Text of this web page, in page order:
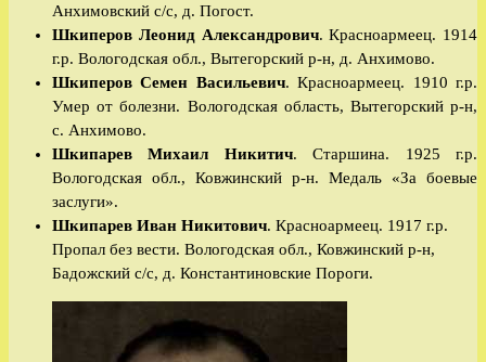
Анхимовский с/с, д. Погост.
Шкиперов Леонид Александрович. Красноармеец. 1914
г.р. Вологодская обл., Вытегорский р-н, д. Анхимово.
Шкиперов Семен Васильевич. Красноармеец. 1910 г.р.
Умер от болезни. Вологодская область, Вытегорский р-н,
с. Анхимово.
Шкипарев Михаил Никитич. Старшина. 1925 г.р.
Вологодская обл., Ковжинский р-н. Медаль «За боевые
заслуги».
Шкипарев Иван Никитович. Красноармеец. 1917 г.р.
Пропал без вести. Вологодская обл., Ковжинский р-н,
Бадожский с/с, д. Константиновские Пороги.